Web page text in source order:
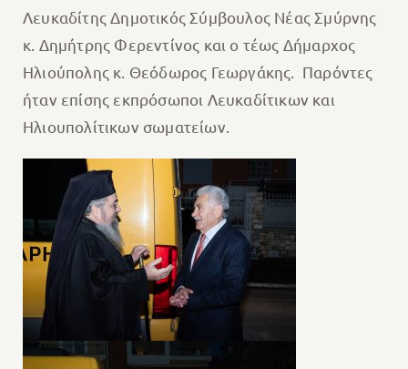
Λευκαδίτης Δημοτικός Σύμβουλος Νέας Σμύρνης
κ. Δημήτρης Φερεντίνος και ο τέως Δήμαρχος
Ηλιούπολης κ. Θεόδωρος Γεωργάκης. Παρόντες
ήταν επίσης εκπρόσωποι Λευκαδίτικων και
Ηλιουπολίτικων σωματείων.